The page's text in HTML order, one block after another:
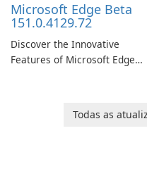
Microsoft Edge Beta
151.0.4129.72
Discover the Innovative
Features of Microsoft Edge
Corporation, is shaping the
Todas as